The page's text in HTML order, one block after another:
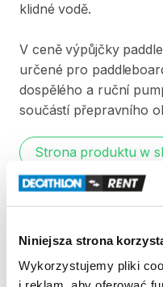
Niniejsza strona
Wykorzystujemy pliki
klidné vodě.
V ceně výpůjčky
určené pro
dospělého a ruční
součástí přepravního
Strona produktu w
Zasady
REGULAMIN